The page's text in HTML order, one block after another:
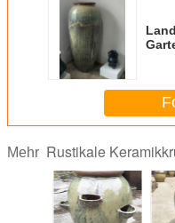
Mehr Rustikale